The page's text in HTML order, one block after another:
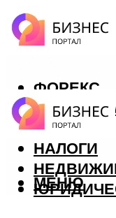
ФОРЕКС
БИЗНЕС
КРЕДИТЫ
НАЛОГИ
МЕНЮ